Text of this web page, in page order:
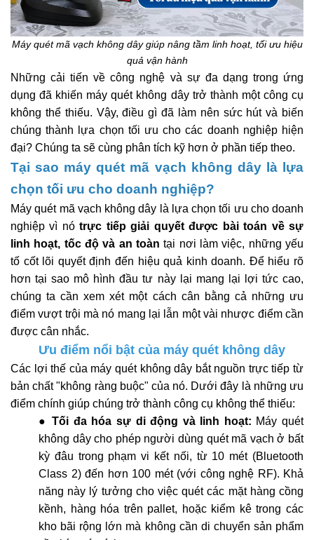
Máy quét mã vạch không dây giúp nâng tầm linh hoạt, tối ưu hiệu
quả vận hành
Những cải tiến về công nghệ và sự đa dạng trong ứng
dụng đã khiến máy quét không dây trở thành một công cụ
không thể thiếu. Vậy, điều gì đã làm nên sức hút và biến
chúng thành lựa chọn tối ưu cho các doanh nghiệp hiện
đại? Chúng ta sẽ cùng phân tích kỹ hơn ở phần tiếp theo.
Tại sao máy quét mã vạch không dây là lựa
chọn tối ưu cho doanh nghiệp?
Máy quét mã vạch không dây là lựa chọn tối ưu cho doanh
nghiệp vì nótrực tiếp giải quyết được bài toán về sự
linh hoạt, tốc độ và an toàntại nơi làm việc, những yếu
tố cốt lõi quyết định đến hiệu quả kinh doanh. Để hiểu rõ
hơn tại sao mô hình đầu tư này lại mang lại lợi tức cao,
chúng ta cần xem xét một cách cân bằng cả những ưu
điểm vượt trội mà nó mang lại lẫn một vài nhược điểm cần
được cân nhắc.
Ưu điểm nổi bật của máy quét không dây
Các lợi thế của máy quét không dây bắt nguồn trực tiếp từ
bản chất "không ràng buộc" của nó. Dưới đây là những ưu
điểm chính giúp chúng trở thành công cụ không thể thiếu:
● Tối đa hóa sự di động và linh hoạt: Máy quét
không dây cho phép người dùng quét mã vạch ở bất
kỳ đâu trong phạm vi kết nối, từ 10 mét (Bluetooth
Class 2) đến hơn 100 mét (với công nghệ RF). Khả
năng này lý tưởng cho việc quét các mặt hàng cồng
kềnh, hàng hóa trên pallet, hoặc kiểm kê trong các
kho bãi rộng lớn mà không cần di chuyển sản phẩm